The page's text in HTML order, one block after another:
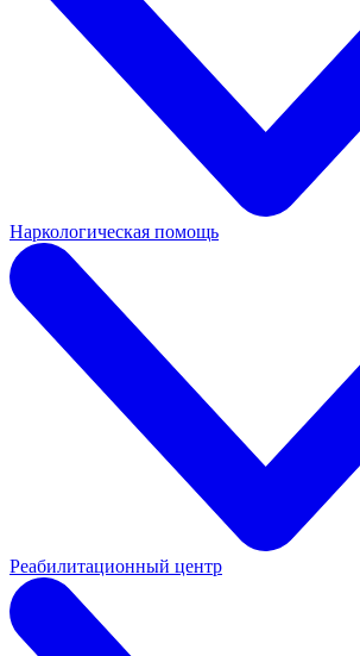
Наркологическая помощь
Реабилитационный центр